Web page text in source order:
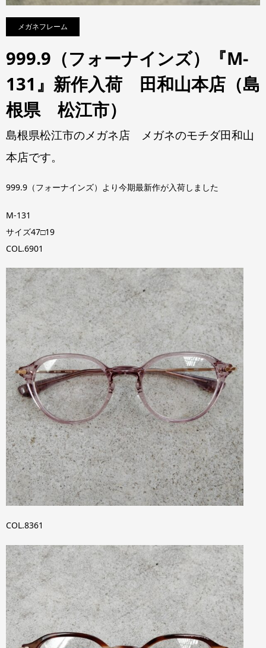
メガネフレーム
999.9（フォーナインズ）『M-
131』新作入荷 田和山本店（島
根県 松江市）
島根県松江市のメガネ店 メガネのモチダ田和山
本店です。
999.9（フォーナインズ）より今期最新作が入荷しました
M-131
サイズ47□19
COL.6901
COL.8361